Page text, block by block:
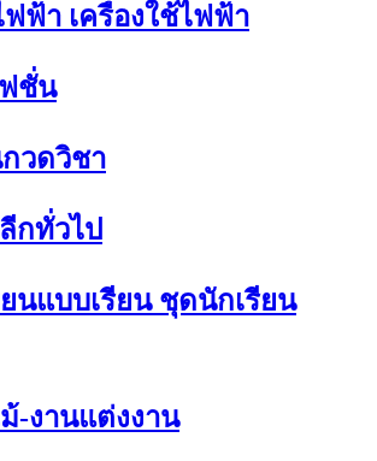
ฟ้า เครื่องใช้ไฟฟ้า
ฟชั่น
กวดวิชา
กทั่วไป
ยนแบบเรียน ชุดนักเรียน
-งานแต่งงาน